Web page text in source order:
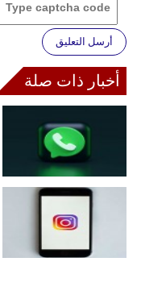
أرسل التعليق
أخبار ذات صلة